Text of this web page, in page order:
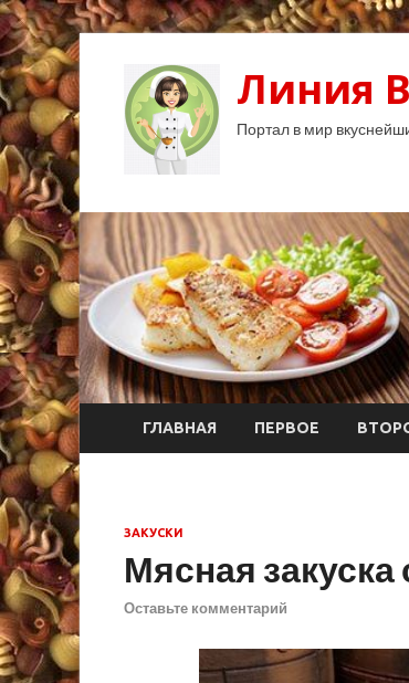
Линия
Портал в мир
ГЛАВНАЯ ПЕРВОЕ
ЗАКУСКИ
Мясная
Оставьте комментарий